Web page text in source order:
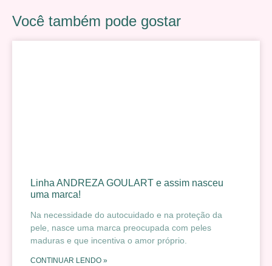
Você também pode gostar
Linha ANDREZA GOULART e assim nasceu
uma marca!
Na necessidade do autocuidado e na proteção da
pele, nasce uma marca preocupada com peles
maduras e que incentiva o amor próprio.
CONTINUAR LENDO »